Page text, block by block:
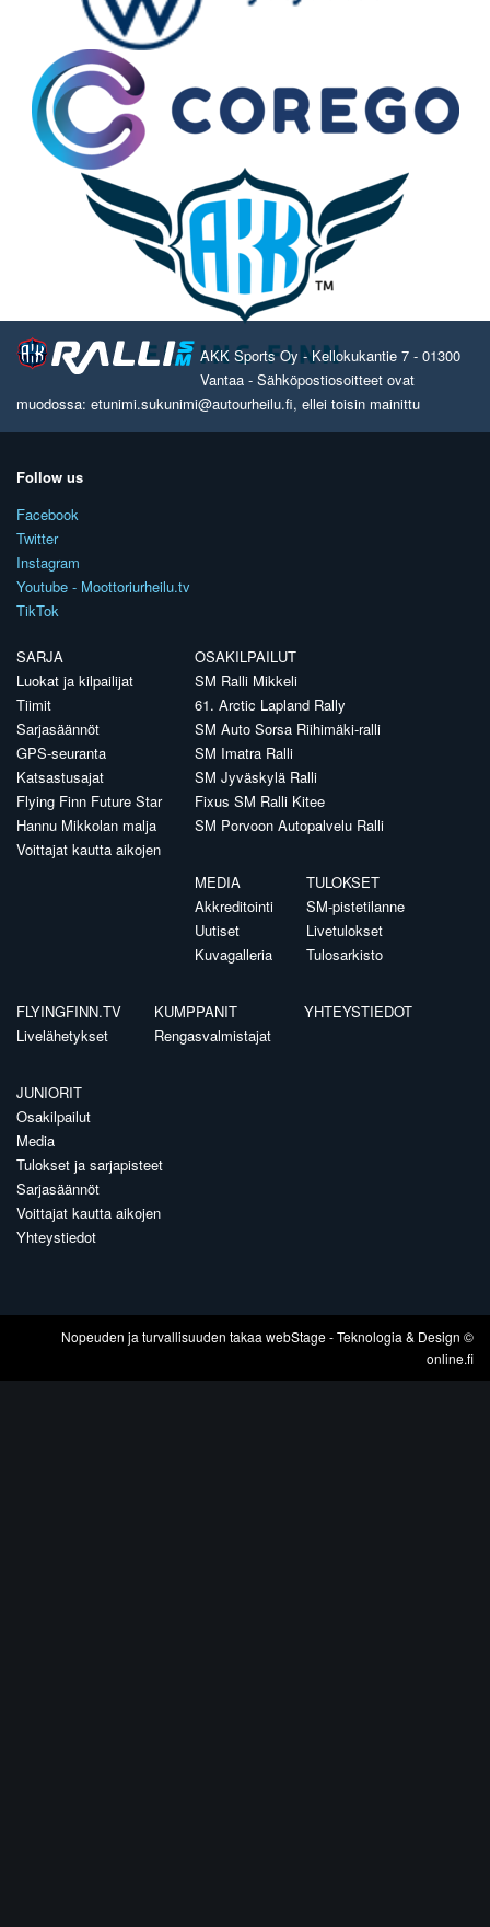
AKK Sports Oy - Kellokukantie 7 - 01300
Vantaa - Sähköpostiosoitteet ovat
muodossa: etunimi.sukunimi@autourheilu.fi, ellei toisin mainittu
Follow us
Facebook
Twitter
Instagram
Youtube - Moottoriurheilu.tv
TikTok
SARJA
Luokat ja kilpailijat
Tiimit
Sarjasäännöt
GPS-seuranta
Katsastusajat
Flying Finn Future Star
Hannu Mikkolan malja
Voittajat kautta aikojen
OSAKILPAILUT
SM Ralli Mikkeli
61. Arctic Lapland Rally
SM Auto Sorsa Riihimäki-ralli
SM Imatra Ralli
SM Jyväskylä Ralli
Fixus SM Ralli Kitee
SM Porvoon Autopalvelu Ralli
MEDIA
Akkreditointi
Uutiset
Kuvagalleria
TULOKSET
SM-pistetilanne
Livetulokset
Tulosarkisto
FLYINGFINN.TV
Livelähetykset
KUMPPANIT
Rengasvalmistajat
YHTEYSTIEDOT
JUNIORIT
Osakilpailut
Media
Tulokset ja sarjapisteet
Sarjasäännöt
Voittajat kautta aikojen
Yhteystiedot
Nopeuden ja turvallisuuden takaawebStage- Teknologia & Design ©
online.fi